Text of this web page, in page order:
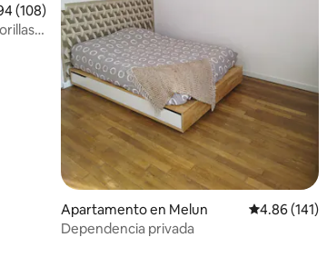
promedio: 4.94 de 5, 108 reseñas
(108)
Apartamento en Melun Calificación
4.86 (141)
Dependencia privada